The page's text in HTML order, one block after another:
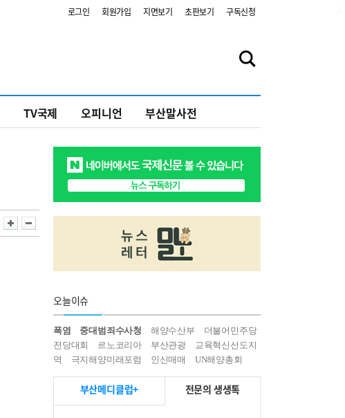
로그인 회원가입 지면보기 초판보기 구독신청
TV국제 오피니언 부산말사전
오늘이슈
폭염 중대범죄수사청 해양수산부
더불어민주당
전당대회
르노코리아 부산관광
교육혁신선도지
역
극지해양미래포럼 인신매매 UN해양총회
부산메디클럽+ 전문의 생생톡